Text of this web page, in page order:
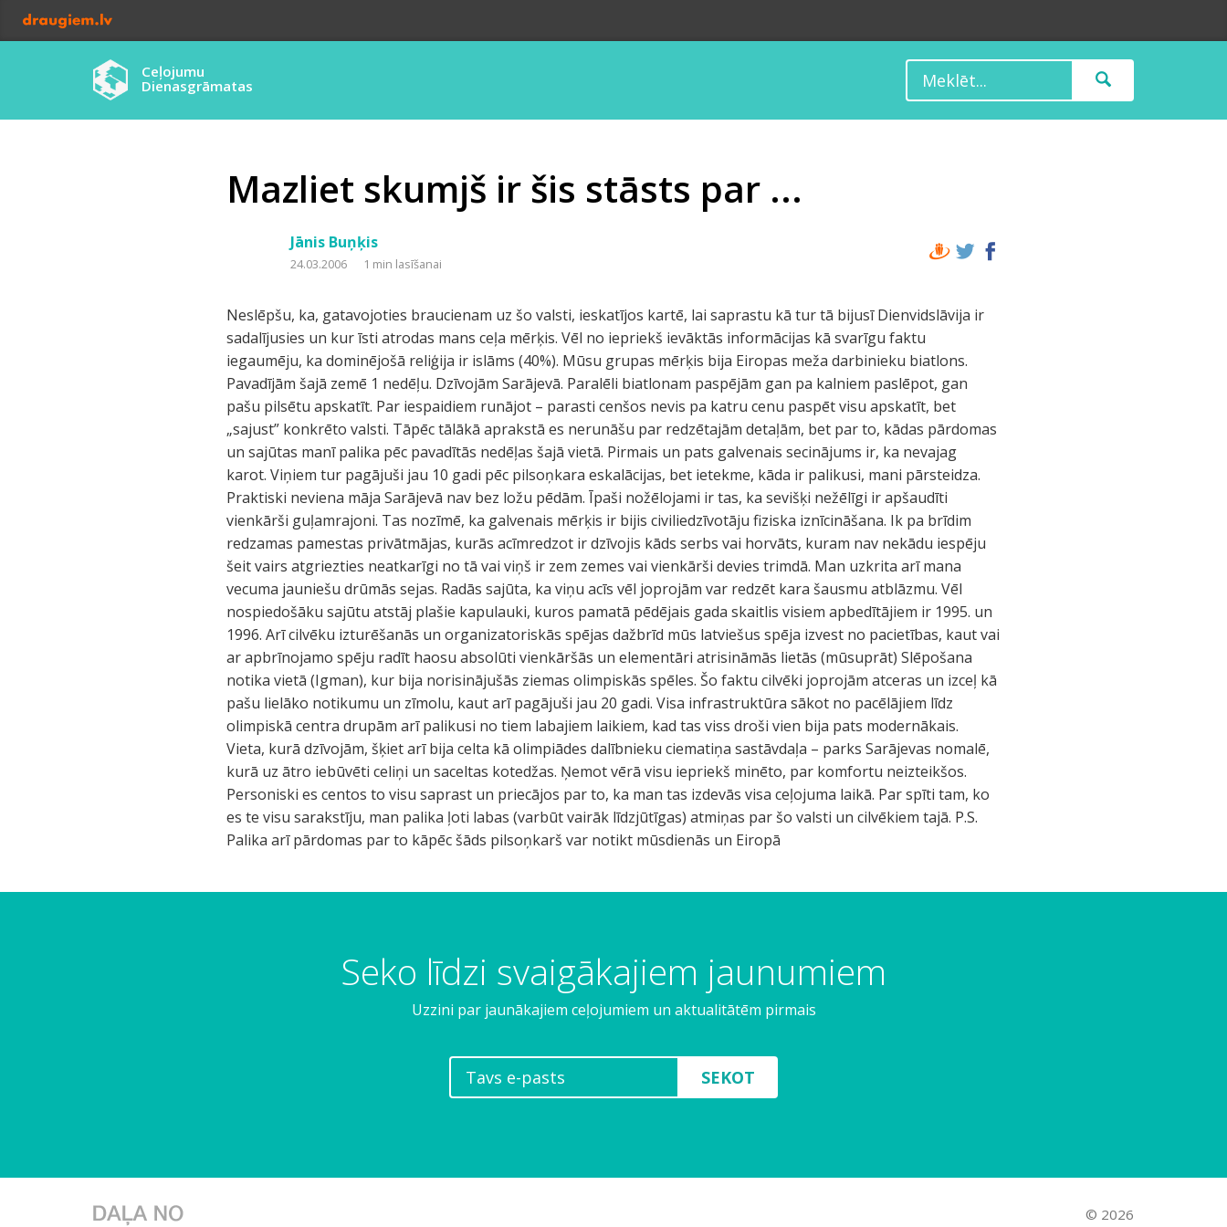
Ceļojumu
Dienasgrāmatas
Mazliet skumjš ir šis stāsts par ...
Jānis Buņķis
24.03.2006 1 min lasīšanai
Neslēpšu, ka, gatavojoties braucienam uz šo valsti, ieskatījos kartē, lai saprastu kā tur tā bijusī Dienvidslāvija ir
sadalījusies un kur īsti atrodas mans ceļa mērķis. Vēl no iepriekš ievāktās informācijas kā svarīgu faktu
iegaumēju, ka dominējošā reliģija ir islāms (40%). Mūsu grupas mērķis bija Eiropas meža darbinieku biatlons.
Pavadījām šajā zemē 1 nedēļu. Dzīvojām Sarājevā. Paralēli biatlonam paspējām gan pa kalniem paslēpot, gan
pašu pilsētu apskatīt. Par iespaidiem runājot – parasti cenšos nevis pa katru cenu paspēt visu apskatīt, bet
„sajust” konkrēto valsti. Tāpēc tālākā aprakstā es nerunāšu par redzētajām detaļām, bet par to, kādas pārdomas
un sajūtas manī palika pēc pavadītās nedēļas šajā vietā. Pirmais un pats galvenais secinājums ir, ka nevajag
karot. Viņiem tur pagājuši jau 10 gadi pēc pilsoņkara eskalācijas, bet ietekme, kāda ir palikusi, mani pārsteidza.
Praktiski neviena māja Sarājevā nav bez ložu pēdām. Īpaši nožēlojami ir tas, ka sevišķi nežēlīgi ir apšaudīti
vienkārši guļamrajoni. Tas nozīmē, ka galvenais mērķis ir bijis civiliedzīvotāju fiziska iznīcināšana. Ik pa brīdim
redzamas pamestas privātmājas, kurās acīmredzot ir dzīvojis kāds serbs vai horvāts, kuram nav nekādu iespēju
šeit vairs atgriezties neatkarīgi no tā vai viņš ir zem zemes vai vienkārši devies trimdā. Man uzkrita arī mana
vecuma jauniešu drūmās sejas. Radās sajūta, ka viņu acīs vēl joprojām var redzēt kara šausmu atblāzmu. Vēl
nospiedošāku sajūtu atstāj plašie kapulauki, kuros pamatā pēdējais gada skaitlis visiem apbedītājiem ir 1995. un
1996. Arī cilvēku izturēšanās un organizatoriskās spējas dažbrīd mūs latviešus spēja izvest no pacietības, kaut vai
ar apbrīnojamo spēju radīt haosu absolūti vienkāršās un elementāri atrisināmās lietās (mūsuprāt) Slēpošana
notika vietā (Igman), kur bija norisinājušās ziemas olimpiskās spēles. Šo faktu cilvēki joprojām atceras un izceļ kā
pašu lielāko notikumu un zīmolu, kaut arī pagājuši jau 20 gadi. Visa infrastruktūra sākot no pacēlājiem līdz
olimpiskā centra drupām arī palikusi no tiem labajiem laikiem, kad tas viss droši vien bija pats modernākais.
Vieta, kurā dzīvojām, šķiet arī bija celta kā olimpiādes dalībnieku ciematiņa sastāvdaļa – parks Sarājevas nomalē,
kurā uz ātro iebūvēti celiņi un saceltas kotedžas. Ņemot vērā visu iepriekš minēto, par komfortu neizteikšos.
Personiski es centos to visu saprast un priecājos par to, ka man tas izdevās visa ceļojuma laikā. Par spīti tam, ko
es te visu sarakstīju, man palika ļoti labas (varbūt vairāk līdzjūtīgas) atmiņas par šo valsti un cilvēkiem tajā. P.S.
Palika arī pārdomas par to kāpēc šāds pilsoņkarš var notikt mūsdienās un Eiropā
Seko līdzi svaigākajiem jaunumiem
Uzzini par jaunākajiem ceļojumiem un aktualitātēm pirmais
SEKOT
© 2026